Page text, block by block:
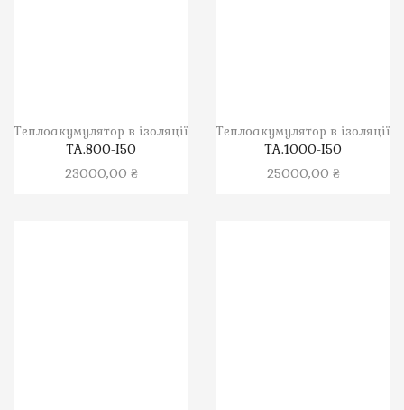
Теплоакумулятор в ізоляції
ТА.800-І50
23000,00 ₴
Теплоакумулятор в ізоляції
ТА.1000-І50
25000,00 ₴